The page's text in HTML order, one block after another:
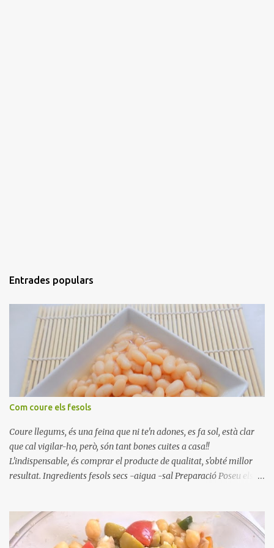
Entrades populars
Com coure els fesols
Coure llegums, és una feina que ni te'n adones, es fa sol, està clar
que cal vigilar-ho, però, són tant bones cuites a casa!!
L'indispensable, és comprar el producte de qualitat, s'obté millor
resultat. Ingredients fesols secs -aigua -sal Preparació Poseu els
quan arrenca el bull, canvieu l'aigua bullint, per aigua freda,
repetiu dues o tres vegades, abaixeu el foc i atureu la ebullició, dues